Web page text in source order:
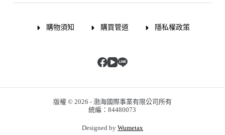
購物須知 購買管道 隱私權政策
版權 © 2026 - 渤海國際事業有限公司所有
統編：84480073
Designed by Wumetax